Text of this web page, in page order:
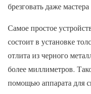
брезговать даже
Самое простое
состоит в установке
отлита из черного
более миллиметров.
помощью аппарата для